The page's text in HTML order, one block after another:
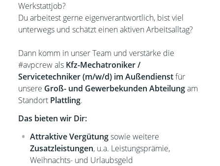
Werkstattjob?
Du arbeitest gerne eigenverantwortlich, bist viel
unterwegs und schätzt einen aktiven Arbeitsalltag?
Dann komm in unser Team und verstärke die
#avpcrew als Kfz-Mechatroniker /
Servicetechniker (m/w/d) im Außendienstfür
unsere Groß- und Gewerbekunden Abteilungam
Standort Plattling.
Das bieten wir Dir:
Attraktive Vergütungsowie weitere
Zusatzleistungen, u.a. Leistungsprämie,
Weihnachts- und Urlaubsgeld